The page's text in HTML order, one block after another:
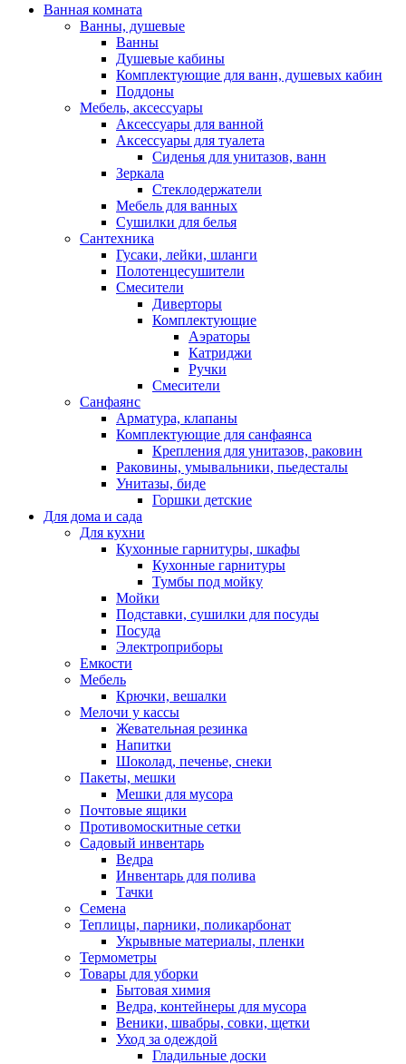
Ванная комната
Ванны, душевые
Ванны
Душевые кабины
Комплектующие для ванн, душевых кабин
Поддоны
Мебель, аксессуары
Аксессуары для ванной
Аксессуары для туалета
Сиденья для унитазов, ванн
Зеркала
Стеклодержатели
Мебель для ванных
Сушилки для белья
Сантехника
Гусаки, лейки, шланги
Полотенцесушители
Смесители
Диверторы
Комплектующие
Аэраторы
Катриджи
Ручки
Смесители
Санфаянс
Арматура, клапаны
Комплектующие для санфаянса
Крепления для унитазов, раковин
Раковины, умывальники, пьедесталы
Унитазы, биде
Горшки детские
Для дома и сада
Для кухни
Кухонные гарнитуры, шкафы
Кухонные гарнитуры
Тумбы под мойку
Мойки
Подставки, сушилки для посуды
Посуда
Электроприборы
Емкости
Мебель
Крючки, вешалки
Мелочи у кассы
Жевательная резинка
Напитки
Шоколад, печенье, снеки
Пакеты, мешки
Мешки для мусора
Почтовые ящики
Противомоскитные сетки
Садовый инвентарь
Ведра
Инвентарь для полива
Тачки
Семена
Теплицы, парники, поликарбонат
Укрывные материалы, пленки
Термометры
Товары для уборки
Бытовая химия
Ведра, контейнеры для мусора
Веники, швабры, совки, щетки
Уход за одеждой
Гладильные доски